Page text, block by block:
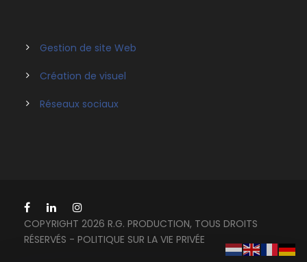
Gestion de site Web
Création de visuel
Réseaux sociaux
COPYRIGHT 2026 R.G. PRODUCTION, TOUS DROITS
RÉSERVÉS - POLITIQUE SUR LA VIE PRIVÉE